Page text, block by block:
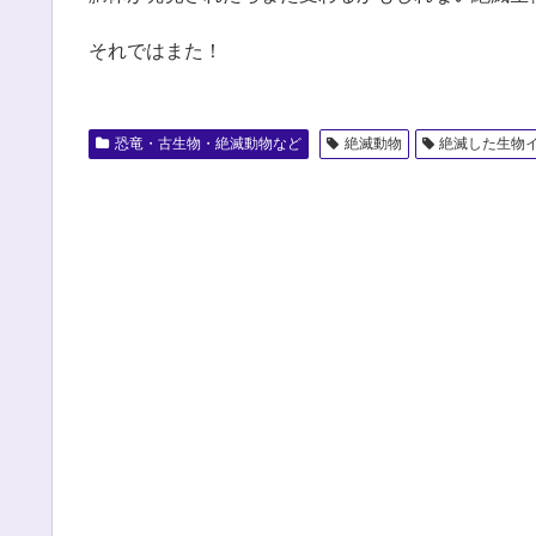
それではまた！
恐竜・古生物・絶滅動物など 絶滅動物 絶滅した生物